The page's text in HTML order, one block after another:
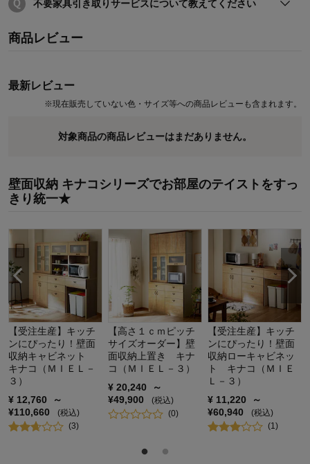
不要家具引き取りサービスについて教えてください
商品レビュー
最新レビュー
※現在販売していない色・サイズ等への商品レビューも含まれます。
対象商品の商品レビューはまだありません。
壁面収納 キナコシリーズでお部屋のテイストをすっ
きり統一★
【受注生産】キッチ
ンにぴったり！壁面
収納キャビネット
キナコ（ＭＩＥＬ－
３）
¥ 12,760
～
¥110,660
(税込)
(3)
【高さ１ｃｍピッチ
サイズオーダー】壁
面収納上置き キナ
コ（ＭＩＥＬ－３）
¥ 20,240
～
¥49,900
(税込)
(0)
【受注生産】キッチ
ンにぴったり！壁面
収納ローキャビネッ
ト キナコ（ＭＩＥ
Ｌ－３）
¥ 11,220
～
¥60,940
(税込)
(1)